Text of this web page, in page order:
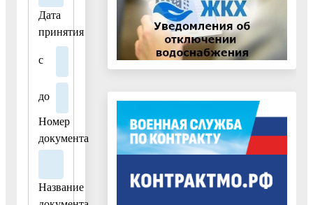
Дата
принятия
с
до
Номер
документа
Название
Административного
регламента
местного